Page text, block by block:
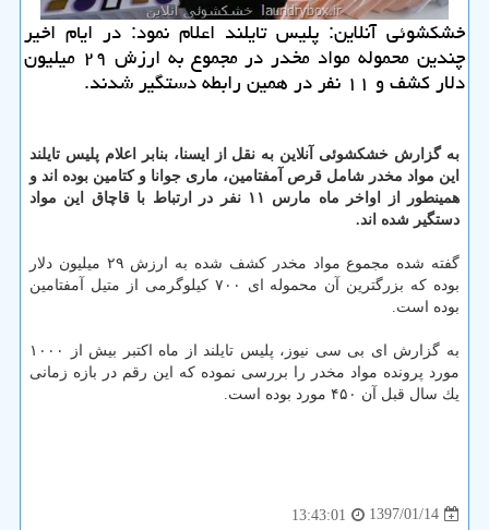
خشكشوئی آنلاین: پلیس تایلند اعلام نمود: در ایام اخیر
چندین محموله مواد مخدر در مجموع به ارزش ۲۹ میلیون
دلار كشف و ۱۱ نفر در همین رابطه دستگیر شدند.
به گزارش خشكشوئی آنلاین به نقل از ایسنا، بنابر اعلام پلیس تایلند
این مواد مخدر شامل قرص آمفتامین، ماری جوانا و كتامین بوده اند و
همینطور از اواخر ماه مارس ۱۱ نفر در ارتباط با قاچاق این مواد
دستگیر شده اند.
گفته شده مجموع مواد مخدر كشف شده به ارزش ۲۹ میلیون دلار
بوده كه بزرگترین آن محموله ای ۷۰۰ كیلوگرمی از متیل آمفتامین
بوده است.
به گزارش ای بی سی نیوز، پلیس تایلند از ماه اكتبر بیش از ۱۰۰۰
مورد پرونده مواد مخدر را بررسی نموده كه این رقم در بازه زمانی
یك سال قبل آن ۴۵۰ مورد بوده است.
1397/01/14
13:43:01